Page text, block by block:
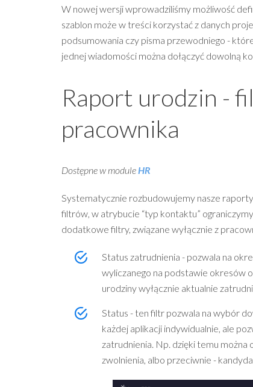
W nowej wersji wprowadziliśmy możliwość
szablon może w treści korzystać z danych
podsumowania czy pisma przewodniego -
jednej wiadomości można dołączyć dowolną
Raport urodzin -
pracownika
Dostępne w moduleHR
Systematycznie rozbudowujemy nasze
filtrów, w atrybucie “typ kontaktu”
dodatkowe filtry, związane wyłącznie z
Status zatrudnienia - pozwala na
wyliczanego na podstawie okresów
urodziny wyłącznie aktualnie
Status - ten filtr pozwala na wybór
każdej aplikacji indywidualnie, ale
zatrudnienia. Np. dzięki temu
zwolnienia, albo przeciwnie -